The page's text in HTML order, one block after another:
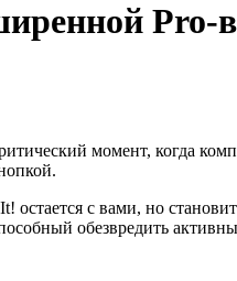
Pro-
момент, когда
с вами, но
обезвредить